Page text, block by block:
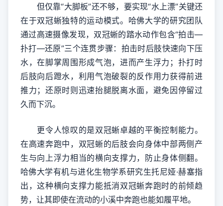
但仅靠“大脚板”还不够，要实现“水上漂”关键还
在于双冠蜥独特的运动模式。哈佛大学的研究团队
通过高速摄像发现，双冠蜥的踏水动作包含“拍击—
扑打—还原”三个连贯步骤：拍击时后肢快速向下压
水，在脚掌周围形成气泡，进而产生浮力；扑打时
后肢向后蹬水，利用气泡破裂的反作用力获得前进
推力；还原时则迅速抬腿脱离水面，避免因停留过
久而下沉。
更令人惊叹的是双冠蜥卓越的平衡控制能力。
在高速奔跑中，双冠蜥的后肢会向身体中部两侧产
生与向上浮力相当的横向支撑力，防止身体侧翻。
哈佛大学有机与进化生物学系研究生托尼娅·赫塞指
出，这种横向支撑力能抵消双冠蜥奔跑时的前倾趋
势，让其即使在流动的小溪中奔跑也能如履平地。